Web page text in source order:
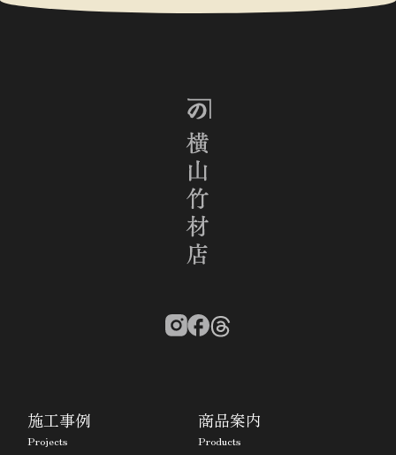
施工事例
Projects
商品案内
Products